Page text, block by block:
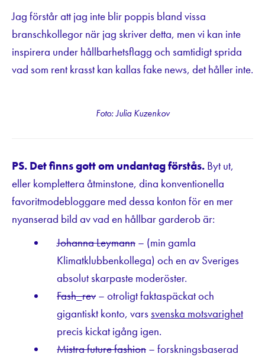
Jag förstår att jag inte blir poppis bland vissa
branschkollegor när jag skriver detta, men vi kan inte
inspirera under hållbarhetsflagg och samtidigt sprida
vad som rent krasst kan kallas fake news, det håller inte.
Foto: Julia Kuzenkov
PS. Det finns gott om undantag förstås. Byt ut,
eller komplettera åtminstone, dina konventionella
favoritmodebloggare med dessa konton för en mer
nyanserad bild av vad en hållbar garderob är:
Johanna Leymann – (min gamla
Klimatklubbenkollega) och en av Sveriges
absolut skarpaste moderöster.
Fash_rev – otroligt faktaspäckat och
gigantiskt konto, varssvenska motsvarighet
precis kickat igång igen.
Mistra future fashion – forskningsbaserad